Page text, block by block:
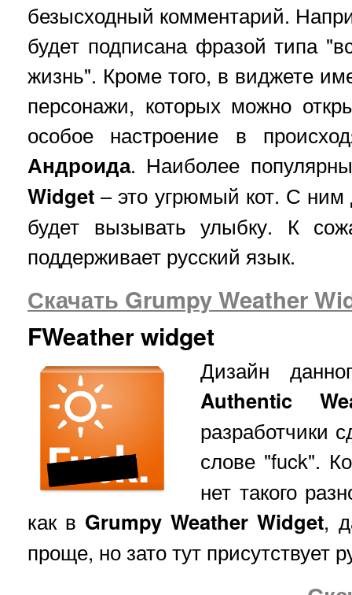
безысходный комментарий.
будет подписана фразой типа
жизнь". Кроме того, в виджете
персонажи, которых можно
особое настроение в
Андроида. Наиболее
Widget – это угрюмый кот. С ним
будет вызывать улыбку. К
поддерживает русский язык.
Скачать Grumpy Weather
FWeather widget
Дизайн
Authentic
разработчики
слове "fuck".
нет такого
как в Grumpy Weather Widget,
проще, но зато тут присутствует